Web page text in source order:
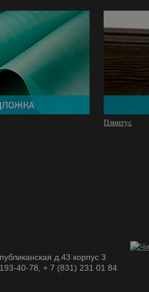
Плинтус
д.43 корпус 3
40-78, + 7 (831) 231 01 84